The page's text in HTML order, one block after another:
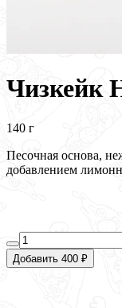
Чизкейк
140 г
Песочная основа,
добавлением
Добавить 400 ₽